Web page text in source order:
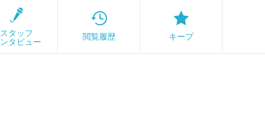
スタッフ
タビュー
閲覧履歴 キープ